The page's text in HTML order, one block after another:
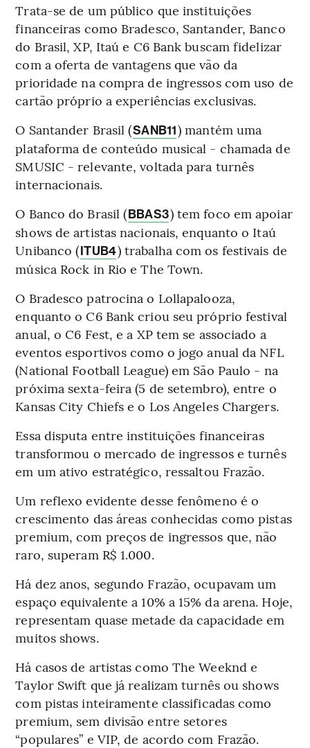
Trata-se de um público que instituições
financeiras como Bradesco, Santander, Banco
do Brasil, XP, Itaú e C6 Bank buscam fidelizar
com a oferta de vantagens que vão da
prioridade na compra de ingressos com uso de
cartão próprio a experiências exclusivas.
O Santander Brasil (SANB11) mantém uma
plataforma de conteúdo musical - chamada de
SMUSIC - relevante, voltada para turnês
internacionais.
O Banco do Brasil (BBAS3) tem foco em apoiar
shows de artistas nacionais, enquanto o Itaú
Unibanco (ITUB4) trabalha com os festivais de
música Rock in Rio e The Town.
O Bradesco patrocina o Lollapalooza,
enquanto o C6 Bank criou seu próprio festival
anual, o C6 Fest, e a XP tem se associado a
eventos esportivos como o jogo anual da NFL
(National Football League) em São Paulo - na
próxima sexta-feira (5 de setembro), entre o
Kansas City Chiefs e o Los Angeles Chargers.
Essa disputa entre instituições financeiras
transformou o mercado de ingressos e turnês
em um ativo estratégico, ressaltou Frazão.
Um reflexo evidente desse fenômeno é o
crescimento das áreas conhecidas como pistas
premium, com preços de ingressos que, não
raro, superam R$ 1.000.
Há dez anos, segundo Frazão, ocupavam um
espaço equivalente a 10% a 15% da arena. Hoje,
representam quase metade da capacidade em
muitos shows.
Há casos de artistas como The Weeknd e
Taylor Swift que já realizam turnês ou shows
com pistas inteiramente classificadas como
premium, sem divisão entre setores
“populares” e VIP, de acordo com Frazão.